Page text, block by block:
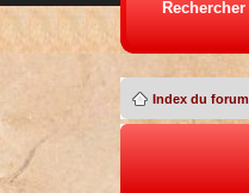
Rechercher
Index du forum